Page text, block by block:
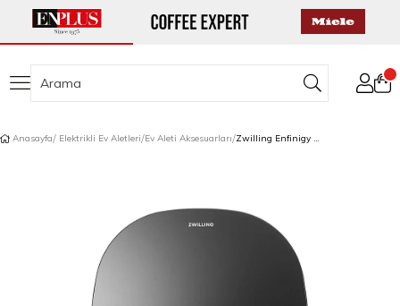
Anasayfa Elektrikli Ev Aletleri Ev Aleti Aksesuarları Zwilling Enfinigy Mutfak Tartısı Siyah